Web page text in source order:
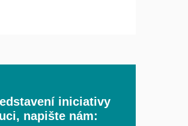
iniciativy
napište nám: